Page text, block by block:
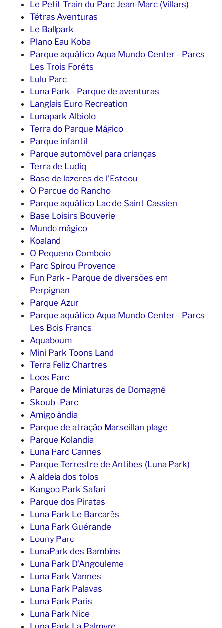
Le Petit Train du Parc Jean-Marc (Villars)
Tétras Aventuras
Le Ballpark
Plano Eau Koba
Parque aquático Aqua Mundo Center - Parcs
Les Trois Forêts
Lulu Parc
Luna Park - Parque de aventuras
Langlais Euro Recreation
Lunapark Albiolo
Terra do Parque Mágico
Parque infantil
Parque automóvel para crianças
Terra de Ludiq
Base de lazeres de l'Esteou
O Parque do Rancho
Parque aquático Lac de Saint Cassien
Base Loisirs Bouverie
Mundo mágico
Koaland
O Pequeno Comboio
Parc Spirou Provence
Fun Park - Parque de diversões em
Perpignan
Parque Azur
Parque aquático Aqua Mundo Center - Parcs
Les Bois Francs
Aquaboum
Mini Park Toons Land
Terra Feliz Chartres
Loos Parc
Parque de Miniaturas de Domagné
Skoubi-Parc
Amigolândia
Parque de atração Marseillan plage
Parque Kolandia
Luna Parc Cannes
Parque Terrestre de Antibes (Luna Park)
A aldeia dos tolos
Kangoo Park Safari
Parque dos Piratas
Luna Park Le Barcarès
Luna Park Guérande
Louny Parc
LunaPark des Bambins
Luna Park D'Angouleme
Luna Park Vannes
Luna Park Palavas
Luna Park Paris
Luna Park Nice
Luna Park La Palmyre